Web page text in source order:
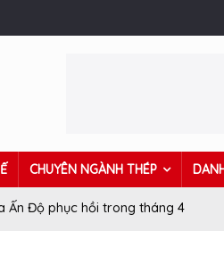
CHUYÊN NGÀNH THÉP
Ấn Độ phục hồi trong tháng 4